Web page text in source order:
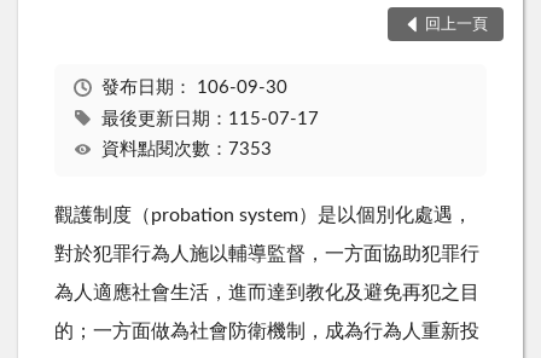
回上一頁
發布日期： 106-09-30
最後更新日期：115-07-17
資料點閱次數：7353
觀護制度（probation system）是以個別化處遇，
對於犯罪行為人施以輔導監督，一方面協助犯罪行
為人適應社會生活，進而達到教化及避免再犯之目
的；一方面做為社會防衛機制，成為行為人重新投